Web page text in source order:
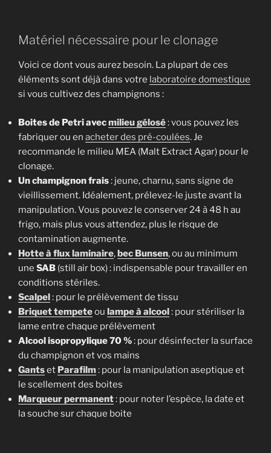
Matériel nécessaire pour le clonage
Voici ce dont vous aurez besoin. La plupart de ces
éléments sont déjà dans votre laboratoire domestique
si vous cultivez des champignons :
Boites de Petri avecmilieu gélosé: vous pouvez les
fabriquer ou en acheter des pré-coulées. Je
recommande le milieu MEA (Malt Extract Agar) pour le
clonage.
Un champignon frais: jeune, charnu, sans signe de
vieillissement. Idéalement, prélevez-le juste avant la
manipulation. Vous pouvez le conserver 24 à 48 h au
frigo, mais plus vous attendez, plus le risque de
contamination augmente.
Hotte à flux laminaire,bec Bunsen, ou au minimum
une SAB (still air box) : indispensable pour travailler en
conditions stériles.
Scalpel: pour le prélèvement de tissu
Briquet tempeteou lampe à alcool: pour stériliser la
lame entre chaque prélèvement
Alcool isopropylique 70 %: pour désinfecter la surface
du champignon et vos mains
Gantset Parafilm: pour la manipulation aseptique et
le scellement des boites
Marqueur permanent: pour noter l’espèce, la date et
la souche sur chaque boite